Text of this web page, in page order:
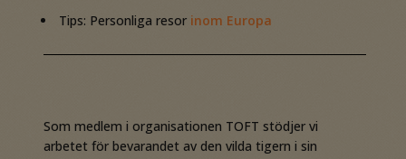
Tips: Personliga resor inom Europa
Som medlem i organisationen TOFT stödjer vi
arbetet för bevarandet av den vilda tigern i sin